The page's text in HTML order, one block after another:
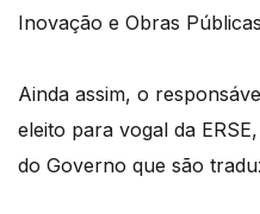
Inovação e Obras
Ainda assim, o
eleito para vogal da
do Governo que são